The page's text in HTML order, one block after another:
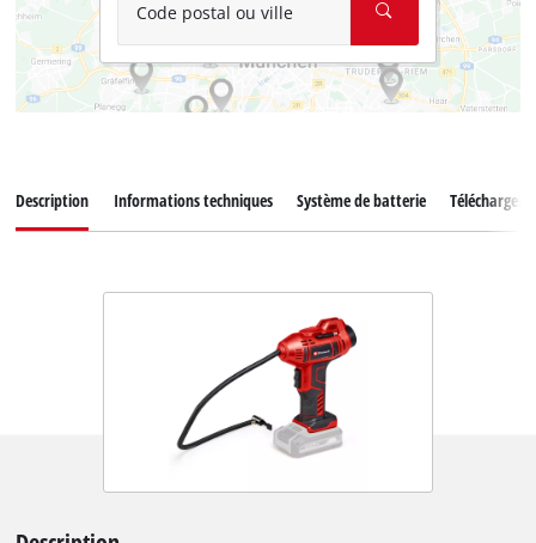
Code postal ou ville
Description Informations techniques Système de batterie